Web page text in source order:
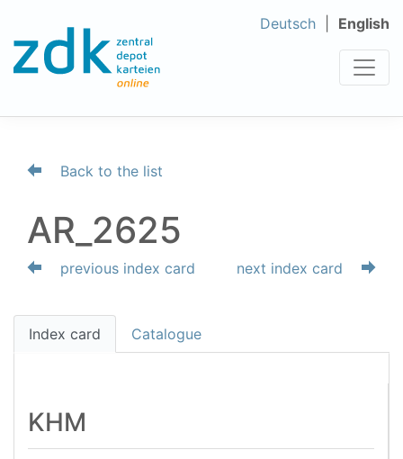
Deutsch English
Back to the list
AR_2625
previous index card next index card
Index card Catalogue
KHM